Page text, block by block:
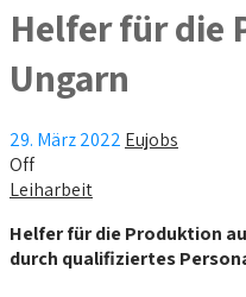
Helfer für die
Ungarn
29. März 2022 Eujobs
Off
Leiharbeit
Helfer für die Produktion
durch qualifiziertes